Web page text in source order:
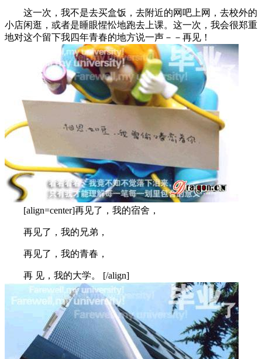
这一次，我不是去买盒饭，去附近的网吧上网，去校外的
小店闲逛，或者是睡眼惺忪地跑去上课。这一次，我会很郑重
地对这个留下我四年青春的地方说一声－－再见！
[align=center]再见了，我的宿舍，
再见了，我的兄弟，
再见了，我的青春，
再 见，我的大学。 [/align]